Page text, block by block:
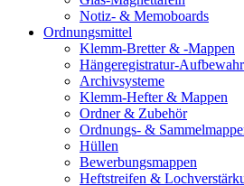
Notiz- & Memoboards
Ordnungsmittel
Klemm-Bretter & -Mappen
Hängeregistratur-
Archivsysteme
Klemm-Hefter & Mappen
Ordner & Zubehör
Ordnungs- &
Hüllen
Bewerbungsmappen
Heftstreifen &